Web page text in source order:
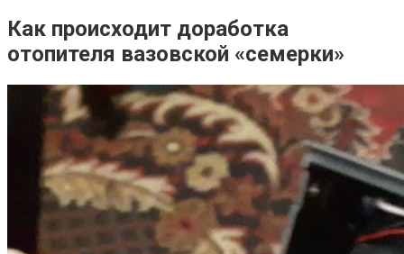
Как происходит доработка
отопителя вазовской «семерки»